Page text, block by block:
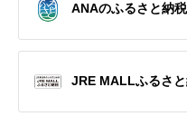
ANAのふるさと納税
JRE MALLふるさ